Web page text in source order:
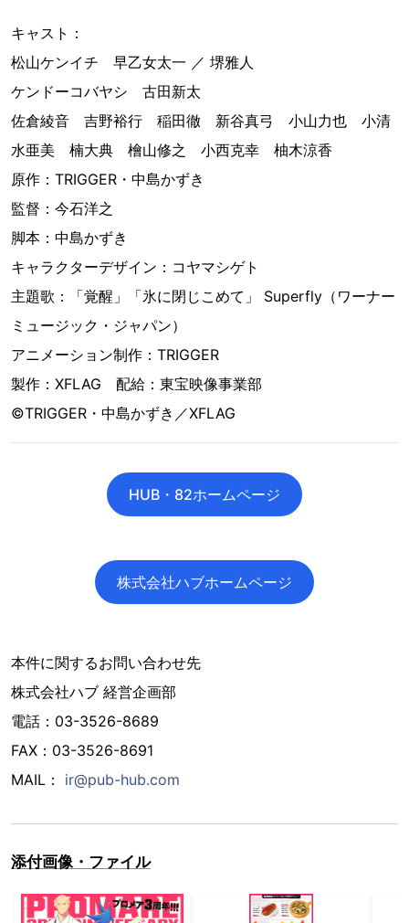
キャスト：
松山ケンイチ 早乙女太一 ／ 堺雅人
ケンドーコバヤシ 古田新太
佐倉綾音 吉野裕行 稲田徹 新谷真弓 小山力也 小清
水亜美 楠大典 檜山修之 小西克幸 柚木涼香
原作：TRIGGER・中島かずき
監督：今石洋之
脚本：中島かずき
キャラクターデザイン：コヤマシゲト
主題歌：「覚醒」「氷に閉じこめて」 Superfly（ワーナー
ミュージック・ジャパン）
アニメーション制作：TRIGGER
製作：XFLAG 配給：東宝映像事業部
©TRIGGER・中島かずき／XFLAG
HUB・82ホームページ
株式会社ハブホームページ
本件に関するお問い合わせ先
株式会社ハブ 経営企画部
電話：03-3526-8689
FAX：03-3526-8691
MAIL： ir@pub-hub.com
添付画像・ファイル